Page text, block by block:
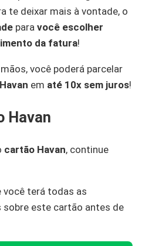
te deixar mais à vontade, o
para você escolher
da fatura!
você poderá parcelar
em até 10x sem juros!
Havan
cartão Havan, continue
você terá todas as
este cartão antes de